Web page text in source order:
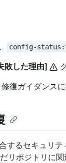
config-
敗した理由]
復ガイダンスに
するセキュリ
リポジトリに